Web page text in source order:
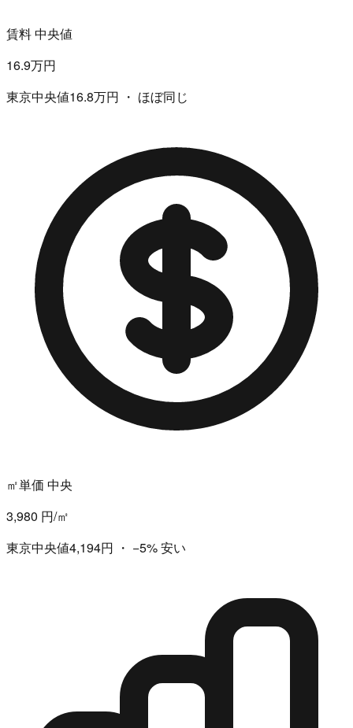
賃料 中央値
16.9万円
東京中央値16.8万円 ・ ほぼ同じ
㎡単価 中央
3,980 円/㎡
東京中央値4,194円 ・ −5%安い